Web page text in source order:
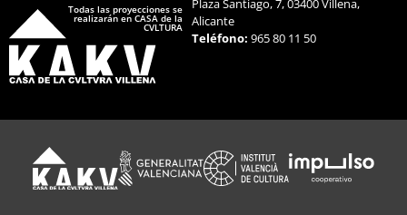
Todas las proyecciones se
realizarán en CASA de la
CVLTURA
Plaza Santiago, 7, 03400 Villena,
Alicante
Teléfono:965 80 11 50